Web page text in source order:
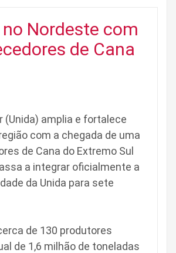
Nordeste com
de Cana
(Unida) amplia e fortalece
com a chegada de uma
de Cana do Extremo Sul
a integrar oficialmente a
da Unida para sete
de 130 produtores
de 1,6 milhão de toneladas